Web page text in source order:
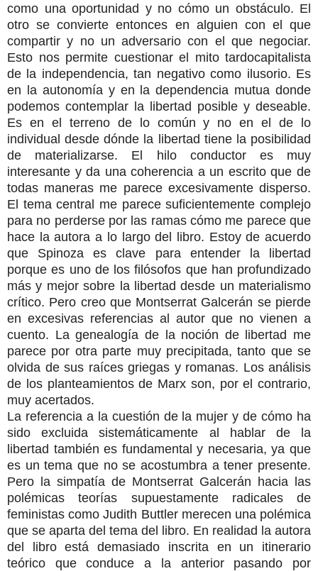
como una oportunidad y no cómo un obstáculo. El
otro se convierte entonces en alguien con el que
compartir y no un adversario con el que negociar.
Esto nos permite cuestionar el mito tardocapitalista
de la independencia, tan negativo como ilusorio. Es
en la autonomía y en la dependencia mutua donde
podemos contemplar la libertad posible y deseable.
Es en el terreno de lo común y no en el de lo
individual desde dónde la libertad tiene la posibilidad
de materializarse. El hilo conductor es muy
interesante y da una coherencia a un escrito que de
todas maneras me parece excesivamente disperso.
El tema central me parece suficientemente complejo
para no perderse por las ramas cómo me parece que
hace la autora a lo largo del libro. Estoy de acuerdo
que Spinoza es clave para entender la libertad
porque es uno de los filósofos que han profundizado
más y mejor sobre la libertad desde un materialismo
crítico. Pero creo que Montserrat Galcerán se pierde
en excesivas referencias al autor que no vienen a
cuento. La genealogía de la noción de libertad me
parece por otra parte muy precipitada, tanto que se
olvida de sus raíces griegas y romanas. Los análisis
de los planteamientos de Marx son, por el contrario,
muy acertados.
La referencia a la cuestión de la mujer y de cómo ha
sido excluida sistemáticamente al hablar de la
libertad también es fundamental y necesaria, ya que
es un tema que no se acostumbra a tener presente.
Pero la simpatía de Montserrat Galcerán hacia las
polémicas teorías supuestamente radicales de
feministas como Judith Buttler merecen una polémica
que se aparta del tema del libro. En realidad la autora
del libro está demasiado inscrita en un itinerario
teórico que conduce a la anterior pasando por